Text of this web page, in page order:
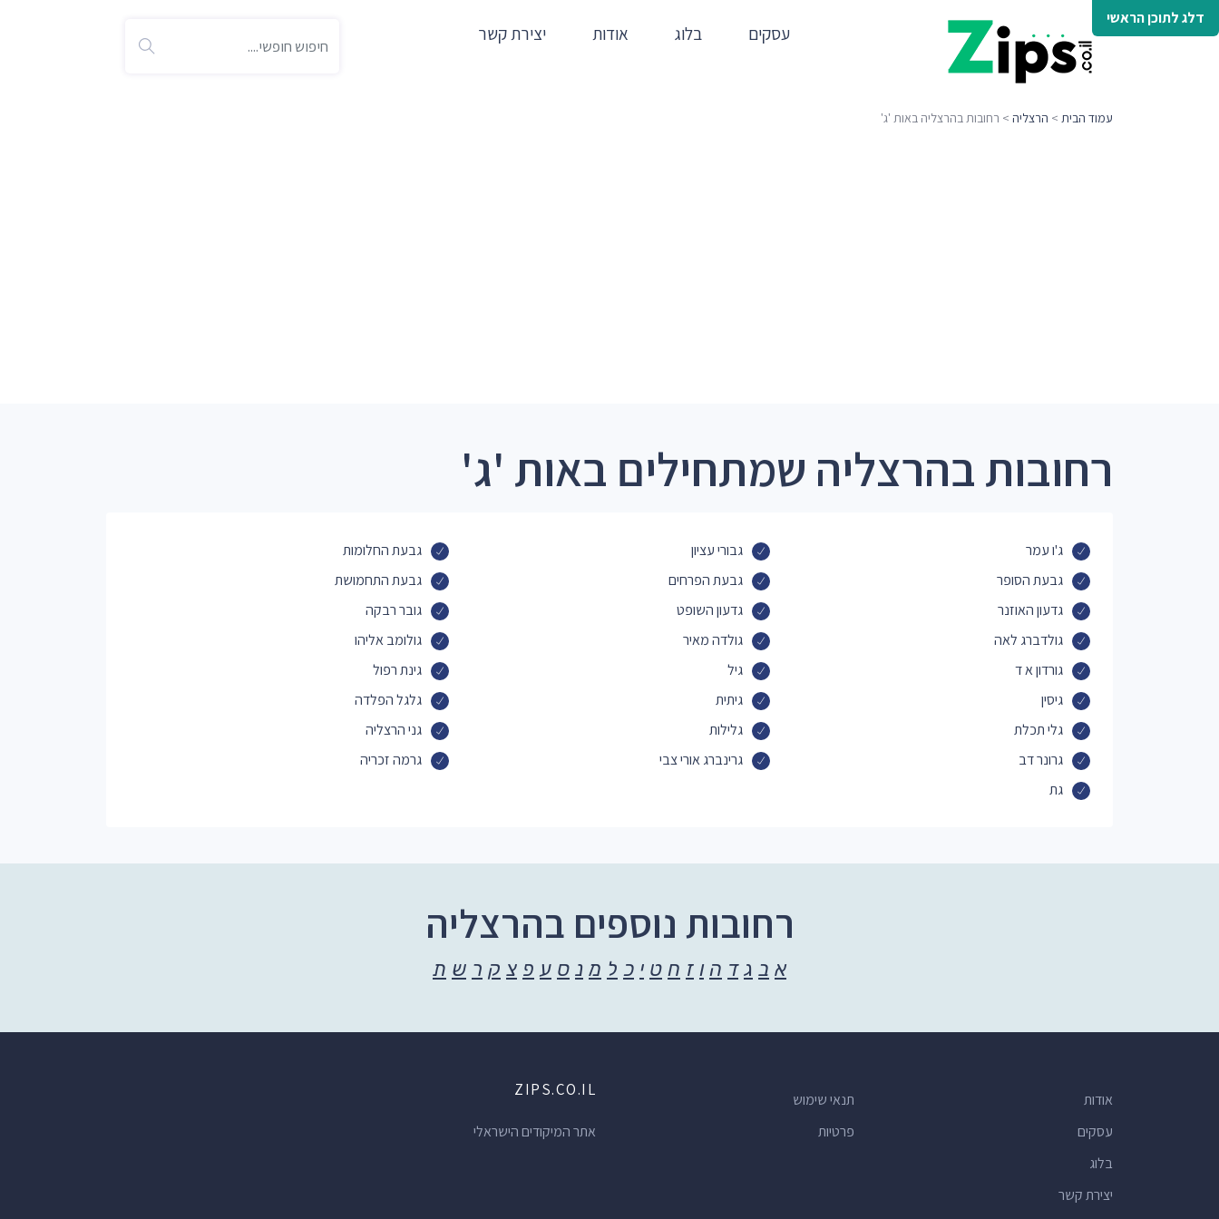
דלג לתוכן הראשי
עסקים בלוג אודות יצירת קשר
עמוד הבית > הרצליה > רחובות בהרצליה באות 'ג'
רחובות בהרצליה שמתחילים באות 'ג'
ג'ו עמר גבורי עציון
גבעת החלומות
גבעת הסופר
גבעת הפרחים
גבעת התחמושת
גדעון האוזנר
גדעון השופט
גובר רבקה
גולדברג לאה
גולדה מאיר
גולומב אליהו
גורדון א ד
גיל
גינת רפול
גיסין
גיתית
גלגל הפלדה
גלי תכלת
גלילות
גני הרצליה
גרונר דב
גרינברג אורי צבי
גרמה זכריה
גת
רחובות נוספים בהרצליה
א ב ג ד ה ו ז ח ט י כ ל מ נ ס ע פ צ ק ר ש ת
ZIPS.CO.IL
אתר המיקודים הישראלי
תנאי שימוש
פרטיות
אודות
עסקים
בלוג
יצירת קשר